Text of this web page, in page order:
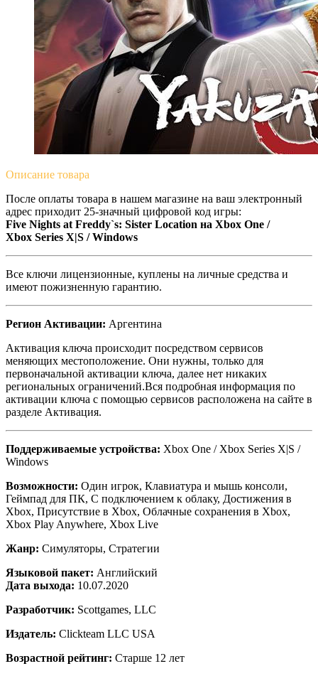
Описание товара
После оплаты товара в нашем магазине на ваш электронный
адрес приходит 25-значный цифровой код игры:
Five Nights at Freddy`s: Sister Location на Xbox One /
Xbox Series X|S / Windows
Все ключи лицензионные, куплены на личные средства и
имеют пожизненную гарантию.
Регион Активации: Аргентина
Активация ключа происходит посредством сервисов
меняющих местоположение. Они нужны, только для
первоначальной активации ключа, далее нет никаких
региональных ограничений.Вся подробная информация по
активации ключа с помощью сервисов расположена на сайте в
разделе Активация.
Поддерживаемые устройства: Xbox One / Xbox Series X|S /
Windows
Возможности: Один игрок, Клавиатура и мышь консоли,
Геймпад для ПК, С подключением к облаку, Достижения в
Xbox, Присутствие в Xbox, Облачные сохранения в Xbox,
Xbox Play Anywhere, Xbox Live
Жанр: Симуляторы, Стратегии
Языковой пакет: Английский
Дата выхода: 10.07.2020
Разработчик: Scottgames, LLC
Издатель: Clickteam LLC USA
Возрастной рейтинг: Старше 12 лет